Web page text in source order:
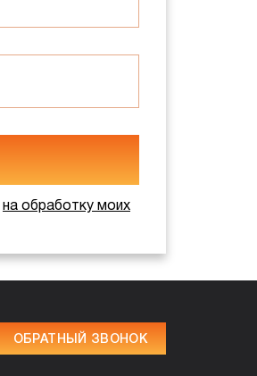
на обработку моих
ОБРАТНЫЙ ЗВОНОК